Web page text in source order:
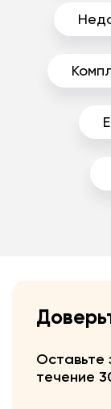
Оставьте
течение